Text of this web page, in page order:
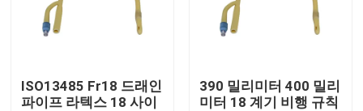
공장 투어
ISO13485 Fr18 드래인
파이프 라텍스 18 사이
390 밀리미터 400 밀리
미터 18 계기 비행 규칙